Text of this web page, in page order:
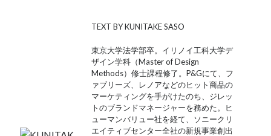
TEXT BY KUNITAKE SASO
東京大学法学部卒。イリノイ工科大学デ
ザイン学科（Master of Design
Methods）修士課程修了。P&Gにて、フ
ァブリーズ、レノアなどのヒット商品の
マーケティングを手がけたのち、ジレッ
トのブランドマネージャーを務めた。ヒ
ューマンバリュー社を経て、ソニークリ
エイティブセンター全社の新規事業創出